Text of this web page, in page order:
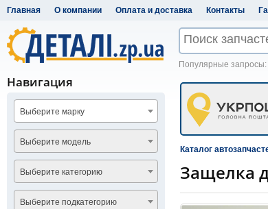
Главная О компании Оплата и доставка Контакты
Популярные запросы:
Каталог
Защелка
Навигация
Выберите марку
Выберите модель
Выберите категорию
Выберите подкатегорию